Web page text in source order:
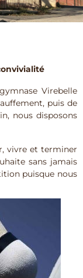
Virebelle
puis de
nous disposons
vivre et terminer
sans jamais
puisque nous